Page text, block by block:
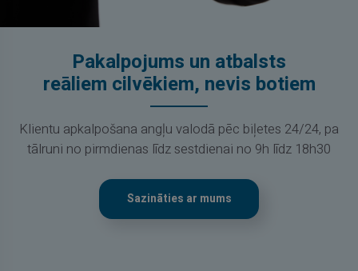
Pakalpojums un atbalsts
reāliem cilvēkiem, nevis botiem
Klientu apkalpošana angļu valodā pēc biļetes 24/24, pa
tālruni no pirmdienas līdz sestdienai no 9h līdz 18h30
Sazināties ar mums